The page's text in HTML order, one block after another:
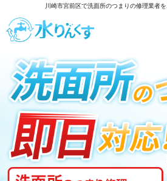
川崎市宮前区で洗面所のつまりの修理業者